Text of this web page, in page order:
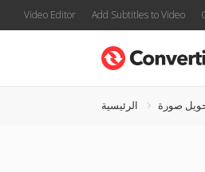
Video Editor Add Subtitles to Video
الرئيسية صورة